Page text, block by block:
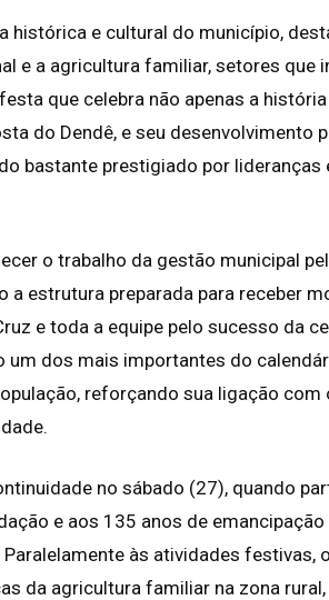
histórica e cultural do município,
e a agricultura familiar, setores que
que celebra não apenas a
do Dendê, e seu desenvolvimento
bastante prestigiado por lideranças
o trabalho da gestão municipal
a estrutura preparada para receber
e toda a equipe pelo sucesso da
dos mais importantes do
reforçando sua ligação com
no sábado (27), quando
e aos 135 anos de
às atividades festivas,
da agricultura familiar na zona